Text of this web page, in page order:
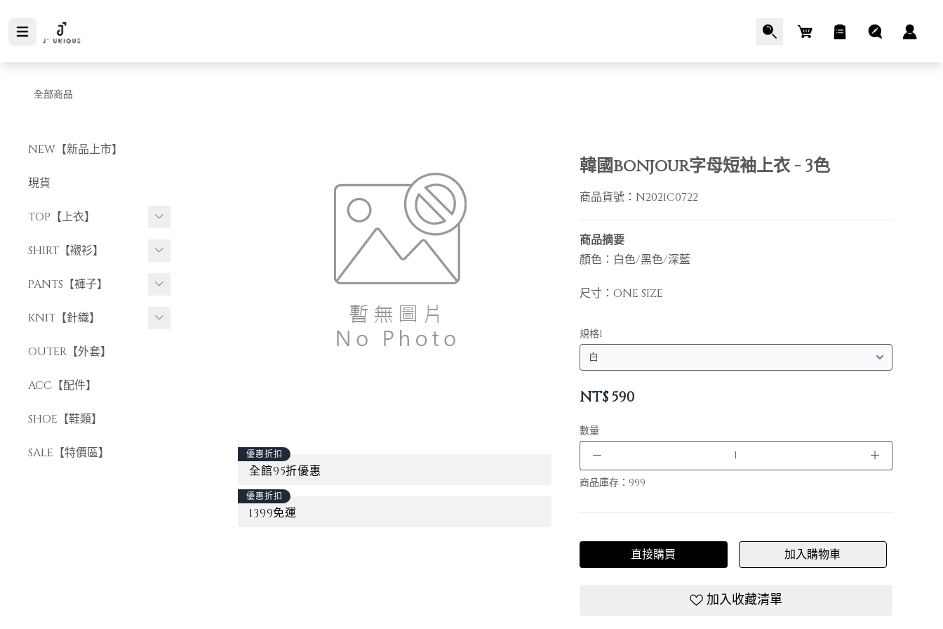
Cart
全部商品
NEW【新品上市】
現貨
TOP【上衣】
短袖上衣
長袖上衣
SHIRT【襯衫】
短袖襯衫
長袖襯衫
PANTS【褲子】
長褲
短褲
KNIT【針織】
短袖針織
長袖針織
OUTER【外套】
ACC【配件】
SHOE【鞋類】
SALE【特價區】 優惠折扣
全館95折優惠
優惠折扣
1399免運
韓國bonjour字母短袖上衣 - 3色
商品貨號： N2021C0722
商品摘要
顏色：白色/黑色/深藍
尺寸：ONE SIZE
規格1
NT$590
數量
－ ＋
商品庫存： 999
直接購買 加入購物車
加入收藏清單